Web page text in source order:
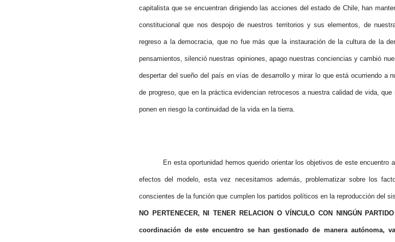
capitalista que se encuentran dirigiendo las acciones del estado de Chile, han
constitucional que nos despojo de nuestros territorios y sus elementos, de
regreso a la democracia, que no fue más que la instauración de la cultura de la
pensamientos, silenció nuestras opiniones, apago nuestras conciencias y cambió
despertar del sueño del país en vías de desarrollo y mirar lo que está ocurriendo a
de progreso, que en la práctica evidencian retrocesos a nuestra calidad de vida,
ponen en riesgo la continuidad de la vida en la tierra.
En esta oportunidad hemos querido orientar los objetivos de este encuentro
efectos del modelo, esta vez necesitamos además, problematizar sobre los
conscientes de la función que cumplen los partidos políticos en la reproducción del
NO PERTENECER, NI TENER RELACION O VÍNCULO CON NINGÚN
coordinación de este encuentro se han gestionado de manera autónoma,